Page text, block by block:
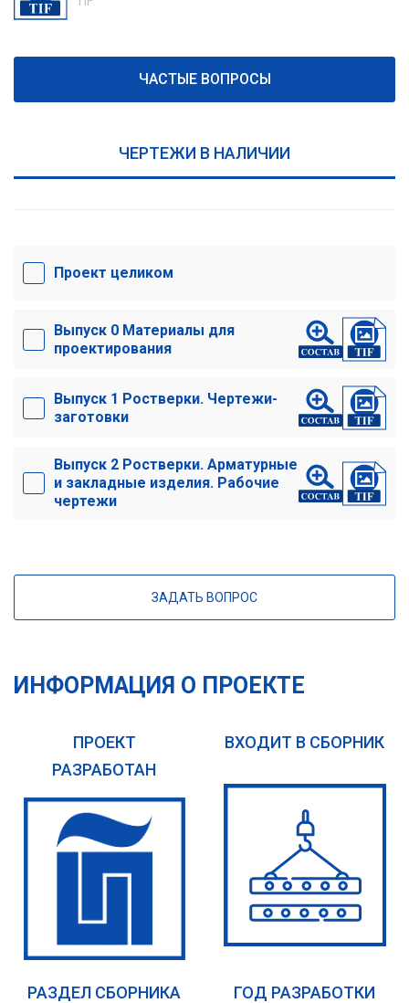
ЧАСТЫЕ ВОПРОСЫ
ЧЕРТЕЖИ В НАЛИЧИИ
Проект целиком
Выпуск 0 Материалы для
проектирования
Выпуск 1 Ростверки. Чертежи-
заготовки
Выпуск 2 Ростверки. Арматурные
и закладные изделия. Рабочие
чертежи
ЗАДАТЬ ВОПРОС
ИНФОРМАЦИЯ О ПРОЕКТЕ
ПРОЕКТ
РАЗРАБОТАН
ВХОДИТ В СБОРНИК
РАЗДЕЛ СБОРНИКА ГОД РАЗРАБОТКИ